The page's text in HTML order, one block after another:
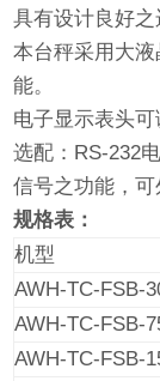
具有设计良好之
本台秤采用大液
能。
电子显示表头可
选配： RS-232
信号之功能，可
规格表：
机型
AWH-TC-FSB-
AWH-TC-FSB-
AWH-TC-FSB-